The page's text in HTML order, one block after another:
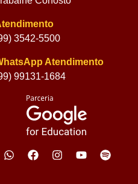
3542-5500
Atendimento
99131-1684